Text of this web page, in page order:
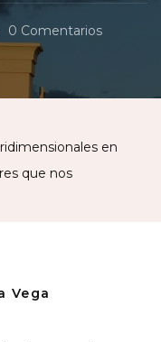
0 ComentariosEn
en
que nos
Vega